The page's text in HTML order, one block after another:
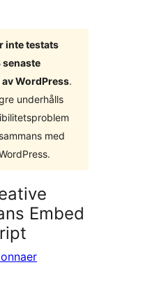
inte testats
senaste
WordPress.
underhålls
med
Embed